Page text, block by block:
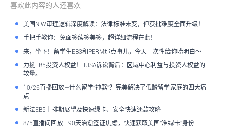
喜欢此内容的人还喜欢
美国NIW审理逻辑深度解读：法律标准未变，但获批难度全面升级！
手把手教你：免面签续签美签，超详细流程在此！
来，坐下！留学生EB3和PERM那点事儿，今天一次性给你唠明白～
力挺EB5投资人权益！IIUSA诉讼背后：区域中心利益与投资人权益的
较量。
10/26直播回放—什么留学“神器”？完美解决了低龄留学家庭的四大痛
点
新法EB5｜排期展望及快速绿卡、安全快速还款攻略
8/5直播间回放—90天治愈签证焦虑，快速获取美国“准绿卡”身份